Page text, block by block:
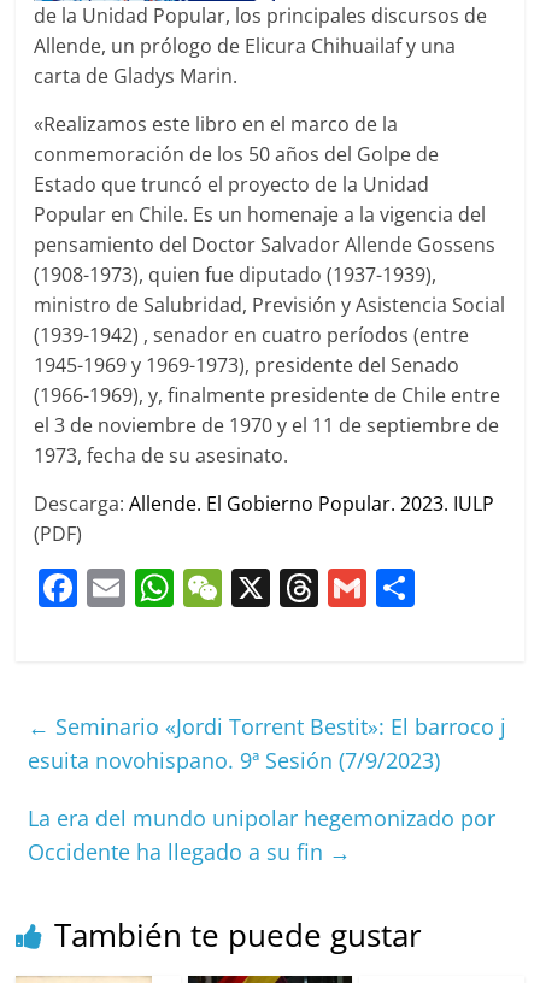
de la Unidad Popular, los principales discursos de
Allende, un prólogo de Elicura Chihuailaf y una
carta de Gladys Marin.
«Realizamos este libro en el marco de la
conmemoración de los 50 años del Golpe de
Estado que truncó el proyecto de la Unidad
Popular en Chile. Es un homenaje a la vigencia del
pensamiento del Doctor Salvador Allende Gossens
(1908-1973), quien fue diputado (1937-1939),
ministro de Salubridad, Previsión y Asistencia Social
(1939-1942) , senador en cuatro períodos (entre
1945-1969 y 1969-1973), presidente del Senado
(1966-1969), y, finalmente presidente de Chile entre
el 3 de noviembre de 1970 y el 11 de septiembre de
1973, fecha de su asesinato.
Descarga:Allende. El Gobierno Popular. 2023. IULP
(PDF)
F
b
o
o
k
E W
A
p
p
W
at
X T
d
s
G
ar
tir
← Seminario «Jordi Torrent Bestit»: El barroco j
esuita novohispano. 9ª Sesión (7/9/2023)
La era del mundo unipolar hegemonizado por
Occidente ha llegado a su fin →
También te puede gustar